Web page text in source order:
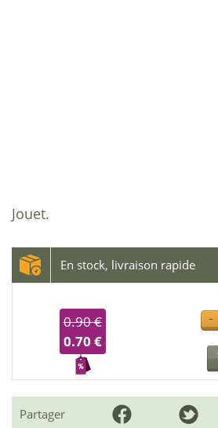
Jouet.
En stock, livraison rapide
0.90 €
0.70 €
-
Partager